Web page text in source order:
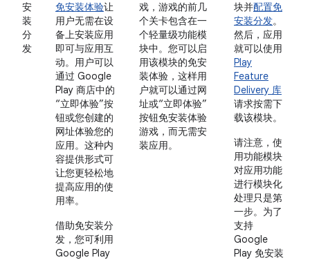
安
装
分
发
免安装体验让
用户无需在设
备上安装应用
即可与应用互
动。用户可以
通过 Google
Play 商店中的
“立即体验”按
钮或您创建的
网址体验您的
应用。这种内
容提供形式可
让您更轻松地
提高应用的使
用率。
借助免安装分
发，您可利用
Google Play
戏，游戏的前几
个关卡包含在一
个轻量级功能模
块中。您可以启
用该模块的免安
装体验，这样用
户就可以通过网
址或“立即体验”
按钮免安装体验
游戏，而无需安
装应用。
块并配置免
安装分发。
然后，应用
就可以使用
Play
Feature
Delivery 库
请求按需下
载该模块。
请注意，使
用功能模块
对应用功能
进行模块化
处理只是第
一步。为了
支持
Google
Play 免安装